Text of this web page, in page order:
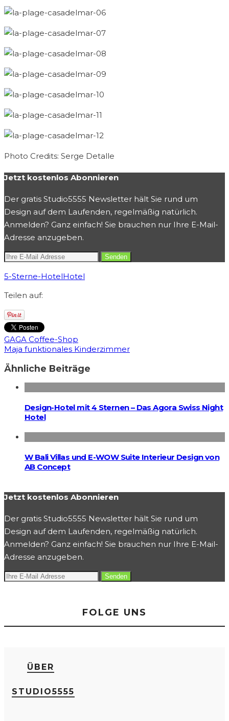
Photo Credits: Serge Detalle
Jetzt kostenlos Abonnieren
Der gratis Studio5555 Newsletter hält Sie rund um
Design auf dem Laufenden, regelmäßig natürlich.
Anmelden? Ganz einfach! Sie brauchen nur Ihre E-Mail-
Adresse anzugeben.
5-Sterne-HotelHotel
Teilen auf:
GAGA Coffee-Shop
Maja funktionales Kinderzimmer
Ähnliche Beiträge
Design-Hotel mit 4 Sternen – Das Agora Swiss Night
Hotel
W Bali Villas und E-WOW Suite Interieur Design von
AB Concept
Jetzt kostenlos Abonnieren
Der gratis Studio5555 Newsletter hält Sie rund um
Design auf dem Laufenden, regelmäßig natürlich.
Anmelden? Ganz einfach! Sie brauchen nur Ihre E-Mail-
Adresse anzugeben.
FOLGE UNS
ÜBER
STUDIO5555